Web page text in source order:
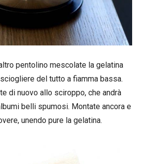
pentolino mescolate la gelatina
del tutto a fiamma bassa.
di nuovo allo sciroppo, che andrà
belli spumosi. Montate ancora e
unendo pure la gelatina.